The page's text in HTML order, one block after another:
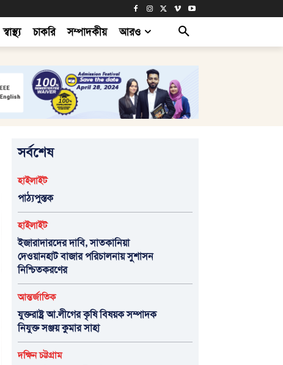
স্বাস্থ্য চাকরি সম্পাদকীয় আরও
সর্বশেষ
হাইলাইট
পাঠ্যপুস্তক
হাইলাইট
ইজারাদারদের দাবি, সাতকানিয়া
দেওয়ানহাট বাজার পরিচালনায় সুশাসন
নিশ্চিতকরণের
আন্তর্জাতিক
যুক্তরাষ্ট্র আ.লীগের কৃষি বিষয়ক সম্পাদক
নিযুক্ত সঞ্জয় কুমার সাহা
দক্ষিন চট্টগ্রাম